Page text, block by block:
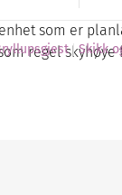
som er
regel
Skikk